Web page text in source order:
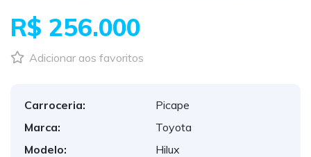
R$ 256.000
Adicionar aos favoritos
Carroceria:
Picape
Marca:
Toyota
Modelo:
Hilux